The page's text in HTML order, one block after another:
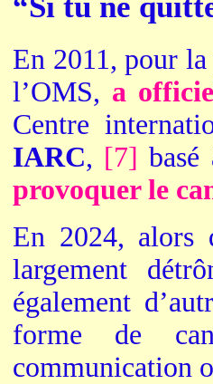
En 2011, pour
l’OMS, a
Centre
IARC, [7]
provoquer le
En 2024,
largement
également
forme de
communication